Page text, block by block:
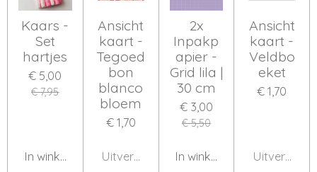
Kaars -
Set
hartjes
€ 5,00
€ 7,95
In winkelwagen
Ansicht
kaart -
Tegoed
bon
blanco
bloem
€ 1,70
Uitverkocht
2x
Inpakp
apier -
Grid lila |
30 cm
€ 3,00
€ 5,50
In winkelwagen
Ansicht
kaart -
Veldbo
eket
€ 1,70
Uitverkocht